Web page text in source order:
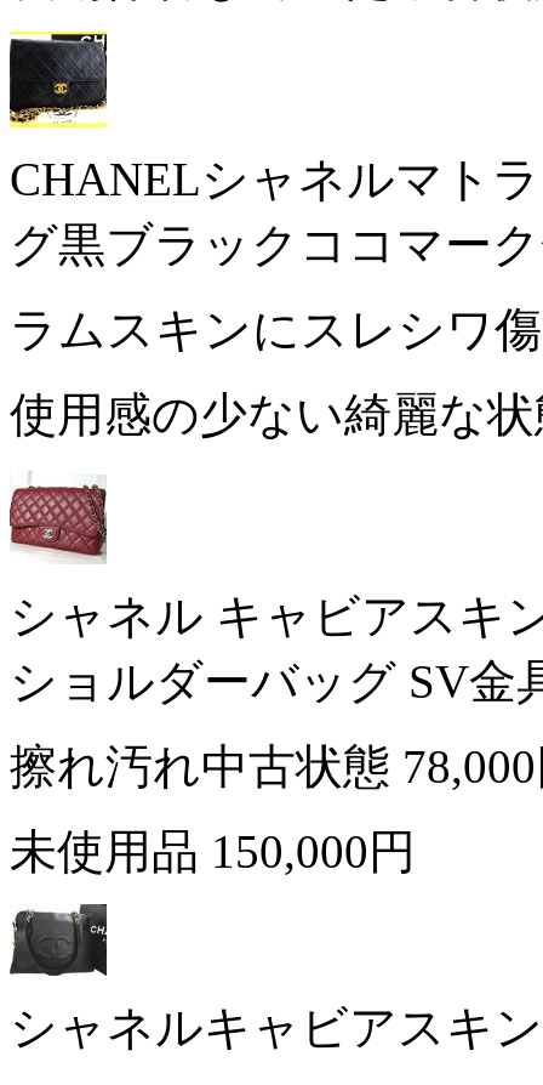
CHANELシャネルマト
グ黒ブラックココマー
ラムスキンにスレシワ
使用感の少ない綺麗な
シャネル キャビアスキ
ショルダーバッグ SV金
擦れ汚れ中古状態
未使用品 150,000円
シャネルキャビアスキ